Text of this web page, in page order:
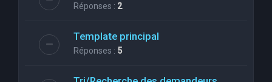
Réponses : 2
Template principal
Réponses : 5